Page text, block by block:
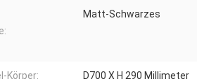
Matt-Schwarzes
Körper: D700 X H 290 Millimeter